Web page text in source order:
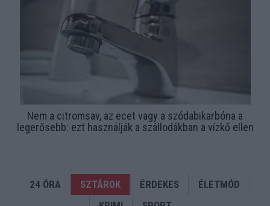
Nem a citromsav, az ecet vagy a szódabikarbóna a
legerősebb: ezt használják a szállodákban a vízkő ellen
24 ÓRA SZTÁROK ÉRDEKES
ÉLETMÓD